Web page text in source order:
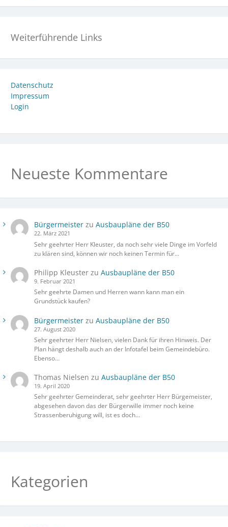
Weiterführende Links
Datenschutz
Impressum
Login
Neueste Kommentare
Bürgermeisterzu Ausbaupläne der B50
22. März 2021
Sehr geehrter Herr Kleuster, da noch sehr viele Dinge im Vorfeld
zu klären sind, können wir noch keinen Termin für…
Philipp Kleusterzu Ausbaupläne der B50
9. Februar 2021
Sehr geehrte Damen und Herren wann kann man ein
Grundstück kaufen?
Bürgermeisterzu Ausbaupläne der B50
27. August 2020
Sehr geehrter Herr Nielsen, vielen Dank für ihren Hinweis. Der
Plan hängt deshalb auch an der Infotafel beim Gemeindebüro.
Ebenso…
Thomas Nielsen zu Ausbaupläne der B50
19. April 2020
Sehr geehrter Gemeinderat, sehr geehrter Herr Bürgemeister,
abgesehen davon das der Bürgerwille immer noch keine
Strassenberuhigung will, ist es doch…
Kategorien